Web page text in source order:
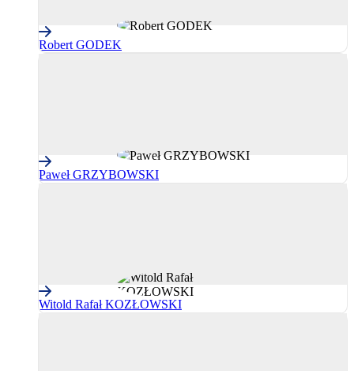
Robert GODEK
Paweł GRZYBOWSKI
Witold Rafał KOZŁOWSKI